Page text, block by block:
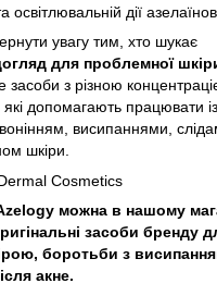
дії
увагу тим, хто шукає
для проблемної
з різною
які допомагають працювати із
висипаннями,
шкіри.
можна в нашому
засоби бренду
боротьби з
акне.